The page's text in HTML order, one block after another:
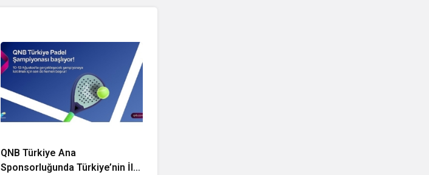
QNB Türkiye Ana
Sponsorluğunda Türkiye’nin İlk